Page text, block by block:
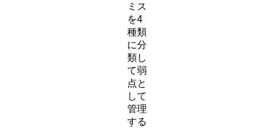
ミス
を4
種類
に分
類し
て弱
点と
して
管理
する